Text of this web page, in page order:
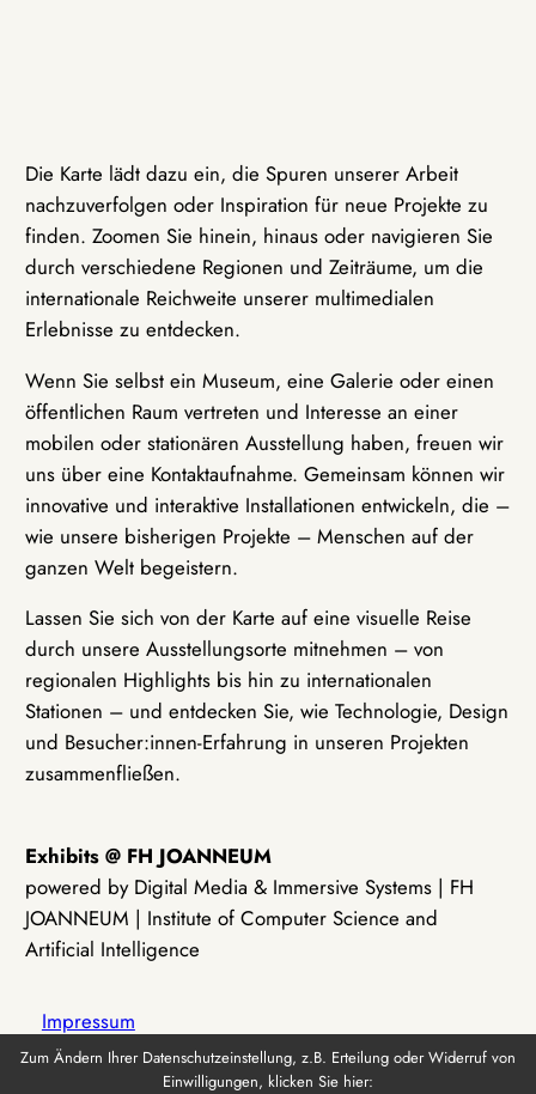
Die Karte lädt dazu ein, die Spuren unserer Arbeit
nachzuverfolgen oder Inspiration für neue Projekte zu
finden. Zoomen Sie hinein, hinaus oder navigieren Sie
durch verschiedene Regionen und Zeiträume, um die
internationale Reichweite unserer multimedialen
Erlebnisse zu entdecken.
Wenn Sie selbst ein Museum, eine Galerie oder einen
öffentlichen Raum vertreten und Interesse an einer
mobilen oder stationären Ausstellung haben, freuen wir
uns über eine Kontaktaufnahme. Gemeinsam können wir
innovative und interaktive Installationen entwickeln, die –
wie unsere bisherigen Projekte – Menschen auf der
ganzen Welt begeistern.
Lassen Sie sich von der Karte auf eine visuelle Reise
durch unsere Ausstellungsorte mitnehmen – von
regionalen Highlights bis hin zu internationalen
Stationen – und entdecken Sie, wie Technologie, Design
und Besucher:innen-Erfahrung in unseren Projekten
zusammenfließen.
Exhibits @ FH JOANNEUM
powered by Digital Media & Immersive Systems | FH
JOANNEUM | Institute of Computer Science and
Artificial Intelligence
Impressum
Zum Ändern Ihrer Datenschutzeinstellung, z.B. Erteilung oder Widerruf von
Einwilligungen, klicken Sie hier: